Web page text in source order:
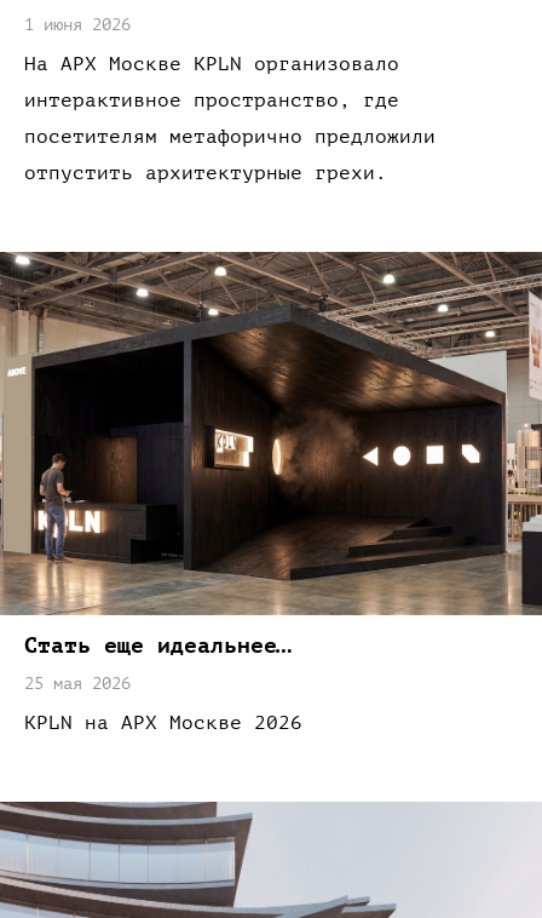
1 июня 2026
На АРХ Москве KPLN организовало
интерактивное пространство,
где
посетителям метафорично предложили
отпустить архитектурные грехи.
Стать еще идеальнее…
25 мая 2026
KPLN на АРХ Москве 2026